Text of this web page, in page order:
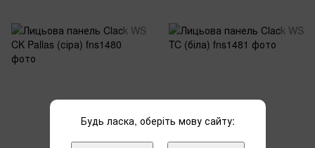
Будь ласка, оберіть мову сайту: